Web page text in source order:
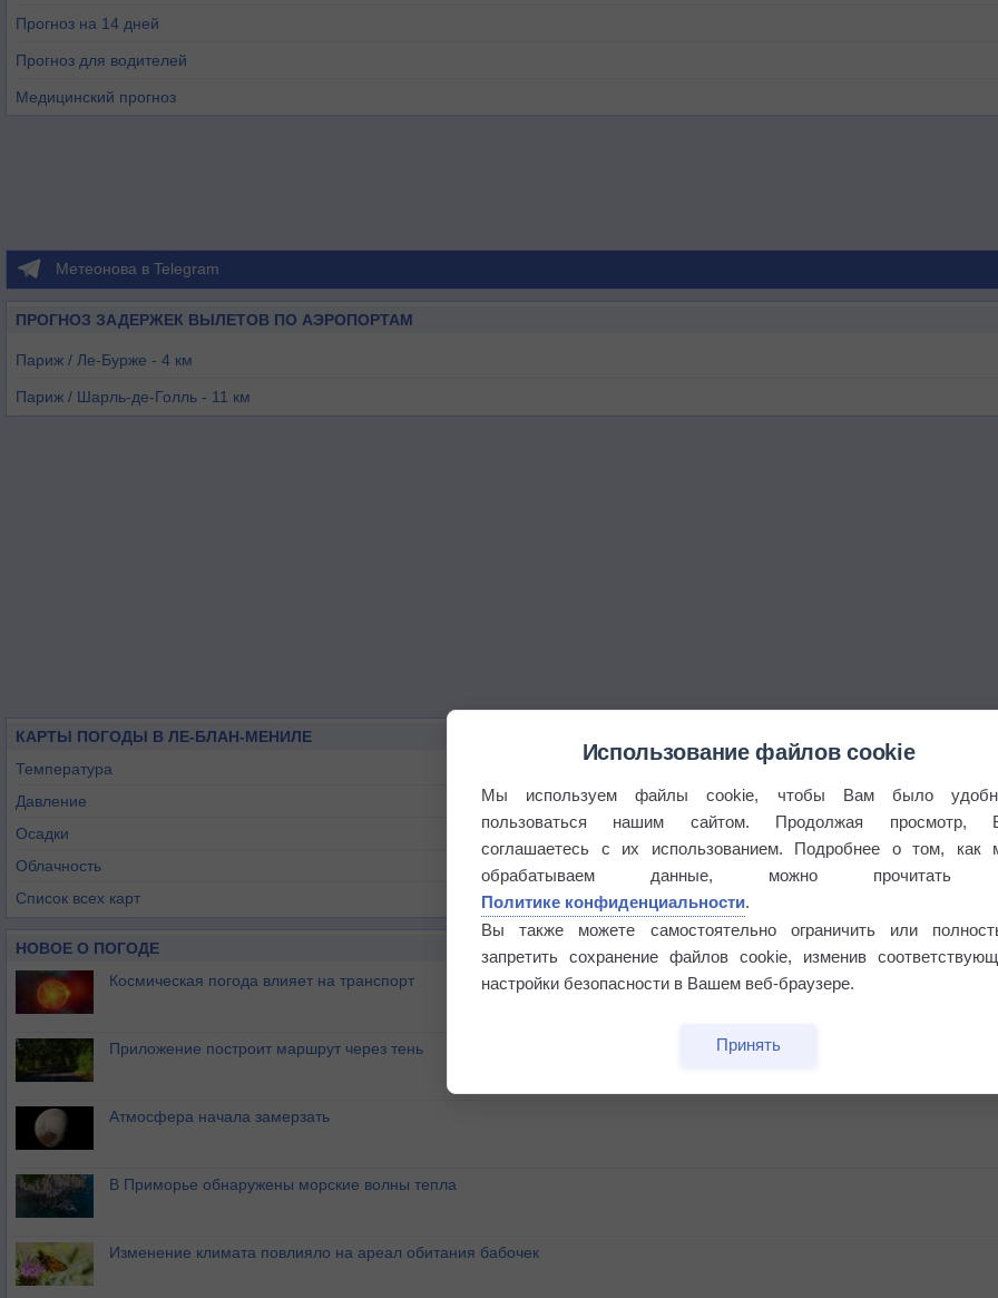
Прогноз на 14 дней
Прогноз для водителей
Медицинский прогноз
Метеонова в Telegram
ПРОГНОЗ ЗАДЕРЖЕК ВЫЛЕТОВ ПО АЭРОПОРТАМ
Париж / Ле-Бурже - 4 км
Париж / Шарль-де-Голль - 11 км
КАРТЫ ПОГОДЫ В ЛЕ-БЛАН-МЕНИЛЕ
Температура
Давление
Осадки
Облачность
Список всех карт
НОВОЕ О ПОГОДЕ
Космическая погода влияет на транспорт
Приложение построит маршрут через тень
Атмосфера начала замерзать
В Приморье обнаружены морские волны тепла
Изменение климата повлияло на ареал обитания бабочек
Использование файлов cookie
Мы используем файлы cookie, чтобы Вам было
пользоваться нашим сайтом. Продолжая просмотр,
соглашаетесь с их использованием. Подробнее о том, как
обрабатываем данные, можно прочитать
Политике конфиденциальности.
Вы также можете самостоятельно ограничить или
запретить сохранение файлов cookie, изменив
настройки безопасности в Вашем веб-браузере.
Принять